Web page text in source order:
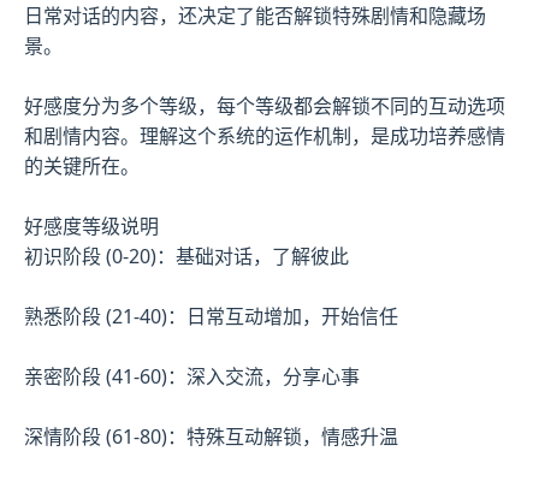
日常对话的内容，还决定了能否解锁特殊剧情和隐藏场
景。
好感度分为多个等级，每个等级都会解锁不同的互动选项
和剧情内容。理解这个系统的运作机制，是成功培养感情
的关键所在。
好感度等级说明
初识阶段 (0-20)：基础对话，了解彼此
熟悉阶段 (21-40)：日常互动增加，开始信任
亲密阶段 (41-60)：深入交流，分享心事
深情阶段 (61-80)：特殊互动解锁，情感升温